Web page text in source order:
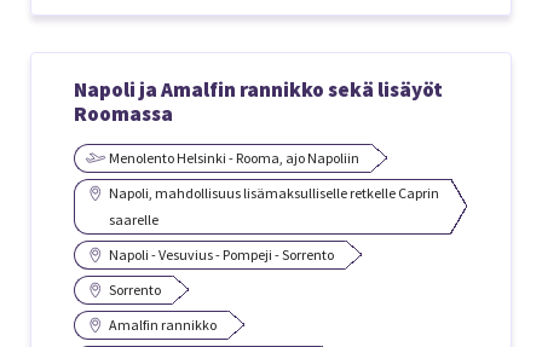
Napoli ja Amalfin rannikko sekä lisäyöt
Roomassa
Menolento Helsinki - Rooma, ajo Napoliin
Napoli, mahdollisuus lisämaksulliselle retkelle Caprin
saarelle
Napoli - Vesuvius - Pompeji - Sorrento
Sorrento
Amalfin rannikko